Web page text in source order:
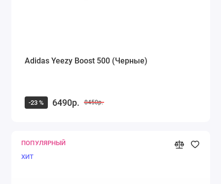
Adidas Yeezy Boost 500 (Черные)
-23 % 6490р. 8450р.
ПОПУЛЯРНЫЙ
ХИТ